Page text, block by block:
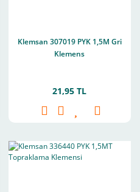
Klemsan 307019 PYK 1,5M Gri
Klemens
21,95 TL